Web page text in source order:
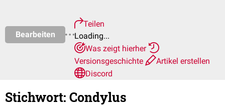
Bearbeiten
Teilen
Loading...
Was zeigt hierher
Versionsgeschichte
Artikel erstellen
Discord
Stichwort: Condylus